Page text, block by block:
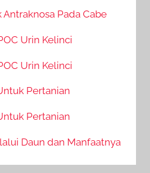
Pada Cabe
Urin Kelinci
Urin Kelinci
Pertanian
Pertanian
Daun dan Manfaatnya